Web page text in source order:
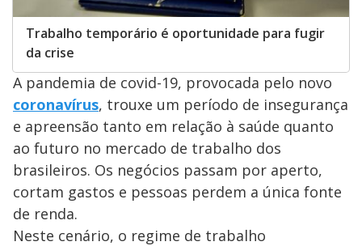
Trabalho temporário é oportunidade para fugir
da crise
A pandemia de covid-19, provocada pelo novo
coronavírus, trouxe um período de insegurança
e apreensão tanto em relação à saúde quanto
ao futuro no mercado de trabalho dos
brasileiros. Os negócios passam por aperto,
cortam gastos e pessoas perdem a única fonte
de renda.
Neste cenário, o regime de trabalho